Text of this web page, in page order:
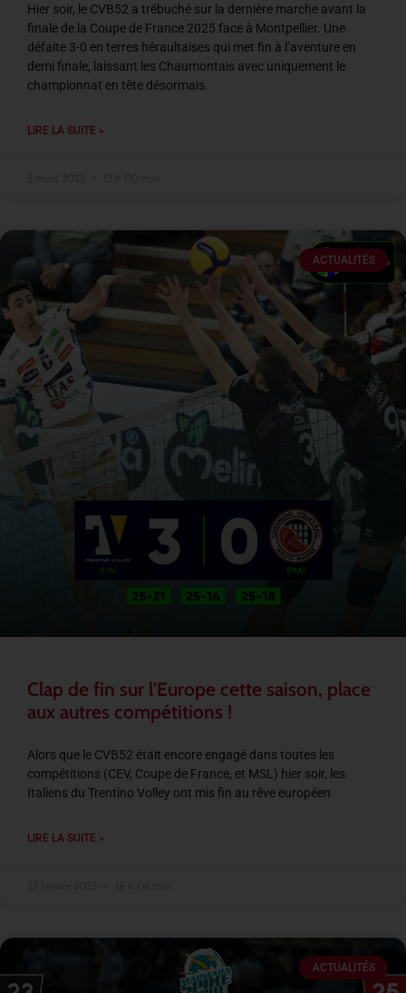
Hier soir, le CVB52 a trébuché sur la dernière marche avant la
finale de la Coupe de France 2025 face à Montpellier. Une
défaite 3-0 en terres héraultaises qui met fin à l’aventure en
demi finale, laissant les Chaumontais avec uniquement le
championnat en tête désormais.
LIRE LA SUITE »
ACTUALITÉS
Clap de fin sur l’Europe cette saison, place
aux autres compétitions !
Alors que le CVB52 était encore engagé dans toutes les
compétitions (CEV, Coupe de France, et MSL) hier soir, les
Italiens du Trentino Volley ont mis fin au rêve européen
LIRE LA SUITE »
ACTUALITÉS